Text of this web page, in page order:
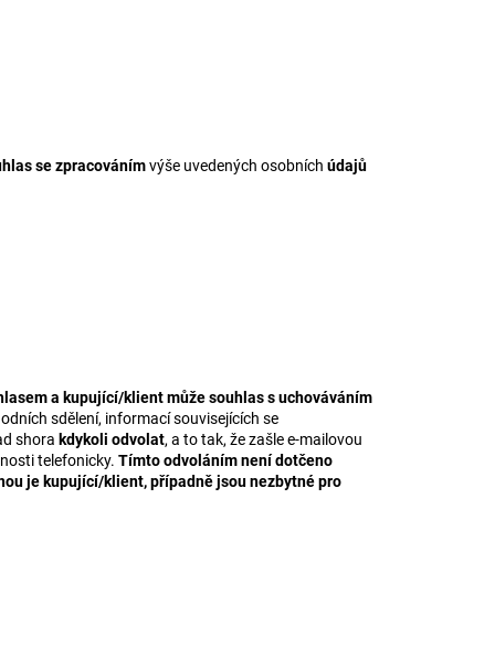
se zpracovánímvýše uvedených osobních údajů
a kupující/klient může souhlas s uchováváním
sdělení, informací souvisejících se
shora kdykoli odvolat, a to tak, že zašle e-mailovou
telefonicky. Tímto odvoláním není dotčeno
je kupující/klient, případně jsou nezbytné pro